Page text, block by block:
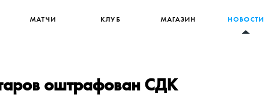
МАТЧИ КЛУБ МАГАЗИН НОВОСТИ
оштрафован СДК